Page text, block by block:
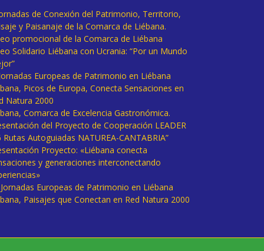
de Conexión del Patrimonio, Territorio,
y Paisanaje de la Comarca de Liébana.
promocional de la Comarca de Liébana
Solidario Liébana con Ucrania: “Por un Mundo
Europeas de Patrimonio en Liébana
Picos de Europa, Conecta Sensaciones en
Natura 2000
Comarca de Excelencia Gastronómica.
del Proyecto de Cooperación LEADER
Rutas Autoguiadas NATUREA-CANTABRIA”
Proyecto: «Liébana conecta
y generaciones interconectando
Europeas de Patrimonio en Liébana
Paisajes que Conectan en Red Natura 2000